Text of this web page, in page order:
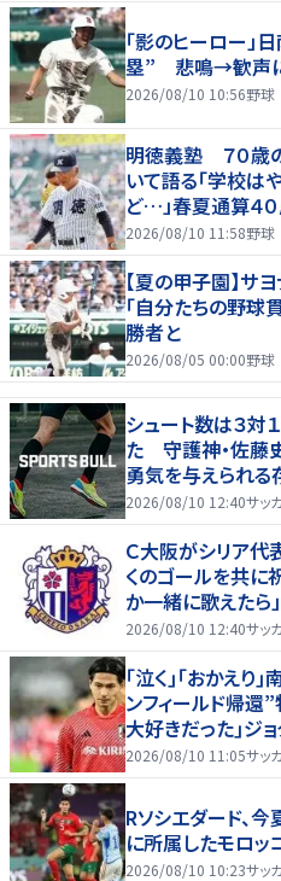
「影のヒーロー」
塁” 悲鳴→歓声に
2026/08/10 10:56野球
明徳義塾 ７０歳
いて語る「学校は
ど…」春夏通算４
淵節”炸裂
2026/08/10 11:58野球
【夏の甲子園】サ
「自分たちの野球
勝者と
2026/08/05 00:00野球
シュート数は３対
た 守護神・佐藤
勇気を与えられる
2026/08/10 12:40サッ
Ｃ大阪がシリア代
くのゴールを共に
か一緒に歌えたら」
2026/08/10 12:40サッ
｢泣く｣｢おかえり
ンフィールド帰還
大好きだった｣ジ
くなります…｣
2026/08/10 11:05サッ
Rソシエダード、
に所属したモロ
2026/08/10 10:23サッ